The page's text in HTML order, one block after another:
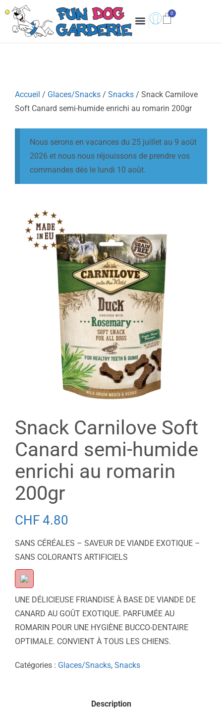
Accueil / Glaces/Snacks / Snacks / Snack Carnilove
Soft Canard semi-humide enrichi au romarin 200gr
Nous serons en vacances du 25 juillet au 9 août
2026 et nous nous réjouissons de prendre vos
commandes dès le lundi 10 août.
Snack Carnilove Soft
Canard semi-humide
enrichi au romarin
200gr
CHF 4.80
SANS CÉRÉALES – SAVEUR DE VIANDE EXOTIQUE –
SANS COLORANTS ARTIFICIELS
UNE DÉLICIEUSE FRIANDISE À BASE DE VIANDE DE
CANARD AU GOÛT EXOTIQUE. PARFUMÉE AU
ROMARIN POUR UNE HYGIÈNE BUCCO-DENTAIRE
OPTIMALE. CONVIENT À TOUS LES CHIENS.
Catégories : Glaces/Snacks, Snacks
Description